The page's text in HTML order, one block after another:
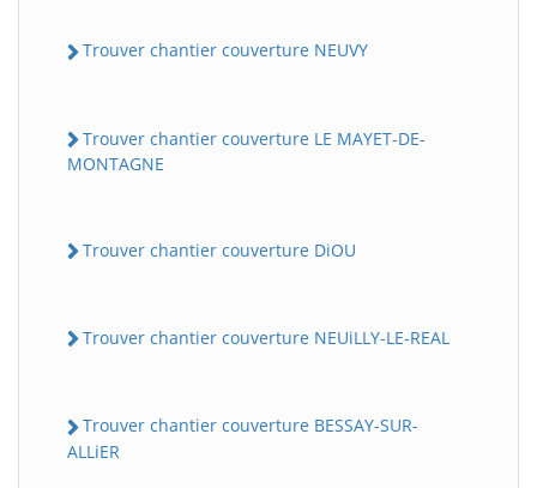
Trouver chantier couverture NEUVY
Trouver chantier couverture LE MAYET-DE-
MONTAGNE
Trouver chantier couverture DiOU
Trouver chantier couverture NEUiLLY-LE-REAL
Trouver chantier couverture BESSAY-SUR-
ALLiER